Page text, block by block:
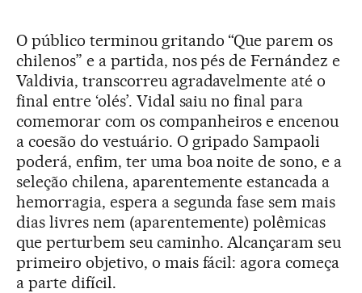
O público terminou gritando “Que parem os
chilenos” e a partida, nos pés de Fernández e
Valdivia, transcorreu agradavelmente até o
final entre ‘olés’. Vidal saiu no final para
comemorar com os companheiros e encenou
a coesão do vestuário. O gripado Sampaoli
poderá, enfim, ter uma boa noite de sono, e a
seleção chilena, aparentemente estancada a
hemorragia, espera a segunda fase sem mais
dias livres nem (aparentemente) polêmicas
que perturbem seu caminho. Alcançaram seu
primeiro objetivo, o mais fácil: agora começa
a parte difícil.